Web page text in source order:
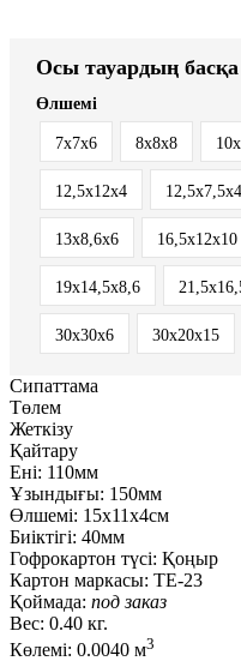
Осы тауардың
Өлшемі
7х7х6 8х8х8
12,5x12x4 12,5x7,5x4
13x8,6x6 16,5x12x10
19х14,5х8,6
30x30x6 30х20х15
Сипаттама
Төлем
Жеткізу
Қайтару
Ені: 110мм
Ұзындығы: 150мм
Өлшемі: 15х11х4см
Биіктігі: 40мм
Гофрокартон түсі: Қоңыр
Картон маркасы: ТЕ-23
Қоймада: под заказ
Вес: 0.40 кг.
Көлемі: 0.0040 м3